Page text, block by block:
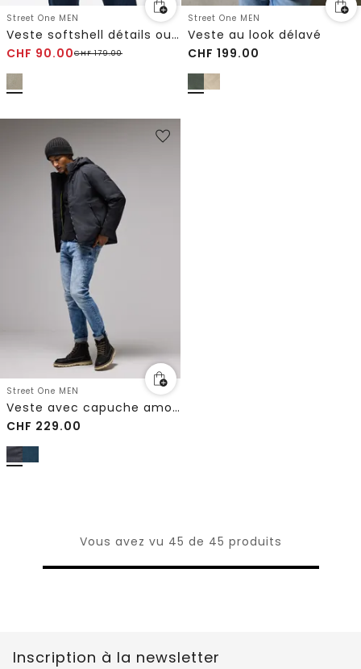
Street One MEN
Veste softshell détails ours
CHF 90.00CHF179.00
Street One MEN
Veste au look délavé
CHF 199.00
Street One MEN
Veste avec capuche amovible
CHF 229.00
Vous avez vu 45 de 45 produits
Inscription à la newsletter